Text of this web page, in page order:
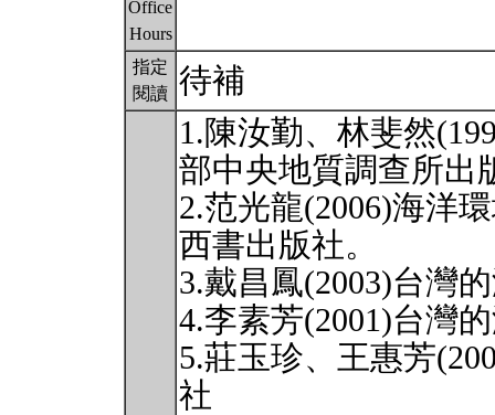
Office
Hours
指定
閱讀 待補
1.陳汝勤、林斐然
部中央地質調查所出
2.范光龍(2006)海洋
西書出版社。
3.戴昌鳳(2003)台灣
4.李素芳(2001)台灣
5.莊玉珍、王惠芳
社